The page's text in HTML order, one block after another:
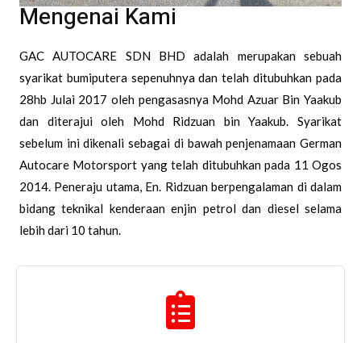
Mengenai Kami
GAC AUTOCARE SDN BHD adalah merupakan sebuah
syarikat bumiputera sepenuhnya dan telah ditubuhkan pada
28hb Julai 2017 oleh pengasasnya Mohd Azuar Bin Yaakub
dan diterajui oleh Mohd Ridzuan bin Yaakub. Syarikat
sebelum ini dikenali sebagai di bawah penjenamaan German
Autocare Motorsport yang telah ditubuhkan pada 11 Ogos
2014. Peneraju utama, En. Ridzuan berpengalaman di dalam
bidang teknikal kenderaan enjin petrol dan diesel selama
lebih dari 10 tahun.